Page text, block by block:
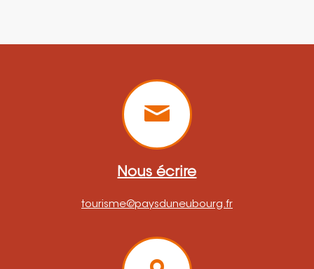
Nous écrire
tourisme@paysduneubourg.fr